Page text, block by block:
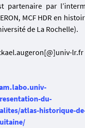
partenaire par
MCF HDR en
de La Rochelle).
lr.fr
du-
atlas-historique-